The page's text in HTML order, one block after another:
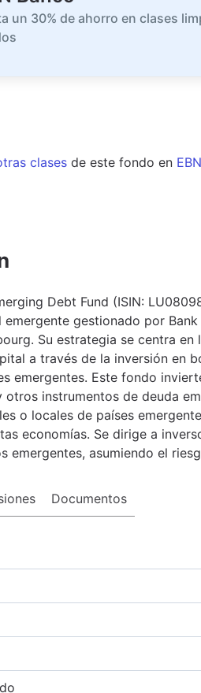
un 30% de ahorro en clases
clases de este fondo en
Debt Fund (ISIN:
gestionado por Bank
Su estrategia se centra
a través de la inversión en
emergentes. Este fondo
otros instrumentos de deuda
o locales de países
economías. Se dirige a
emergentes, asumiendo el
Documentos